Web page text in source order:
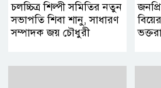
চলচ্চিত্র শিল্পী সমিতির নতুন
সভাপতি শিবা শানু, সাধারণ
সম্পাদক জয় চৌধুরী